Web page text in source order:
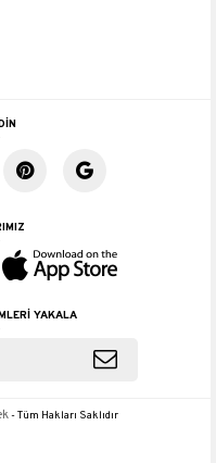
YAKALA
- Tüm Hakları Saklıdır